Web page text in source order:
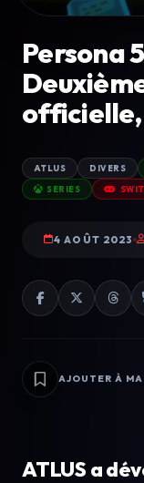
Persona
officielle,
ATLUS DIVERS
SERIES
4 AOÛT 2023
AJOUTER À
ATLUS a